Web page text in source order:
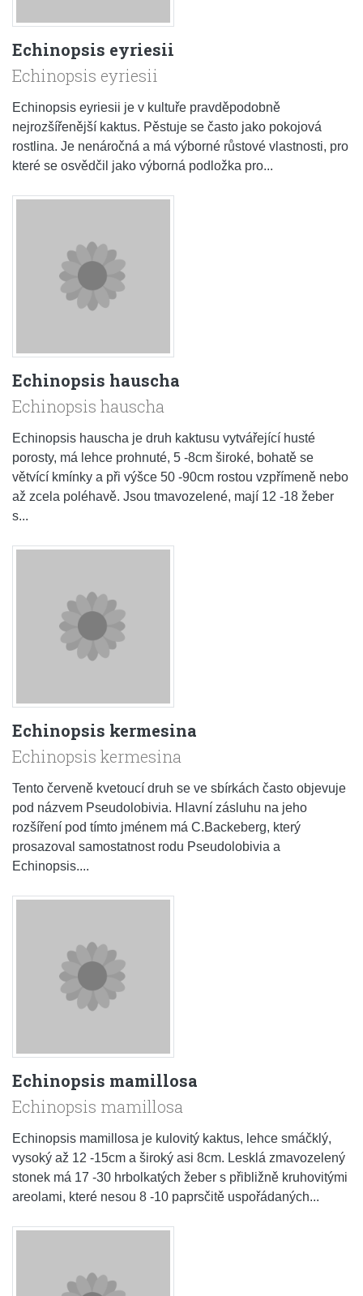
Echinopsis eyriesii
Echinopsis eyriesii
Echinopsis eyriesii je v kultuře pravděpodobně
nejrozšířenější kaktus. Pěstuje se často jako pokojová
rostlina. Je nenáročná a má výborné růstové vlastnosti, pro
které se osvědčil jako výborná podložka pro...
Echinopsis hauscha
Echinopsis hauscha
Echinopsis hauscha je druh kaktusu vytvářející husté
porosty, má lehce prohnuté, 5 -8cm široké, bohatě se
větvící kmínky a při výšce 50 -90cm rostou vzpřímeně nebo
až zcela poléhavě. Jsou tmavozelené, mají 12 -18 žeber
s...
Echinopsis kermesina
Echinopsis kermesina
Tento červeně kvetoucí druh se ve sbírkách často objevuje
pod názvem Pseudolobivia. Hlavní zásluhu na jeho
rozšíření pod tímto jménem má C.Backeberg, který
prosazoval samostatnost rodu Pseudolobivia a
Echinopsis....
Echinopsis mamillosa
Echinopsis mamillosa
Echinopsis mamillosa je kulovitý kaktus, lehce smáčklý,
vysoký až 12 -15cm a široký asi 8cm. Lesklá zmavozelený
stonek má 17 -30 hrbolkatých žeber s přibližně kruhovitými
areolami, které nesou 8 -10 paprsčitě uspořádaných...